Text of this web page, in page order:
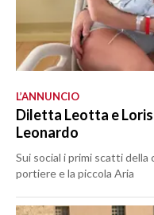
L’ANNUNCIO
Diletta Leotta e
Leonardo
Sui social i primi scatti
portiere e la piccola Aria